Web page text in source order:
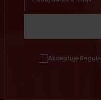
Akceptuję